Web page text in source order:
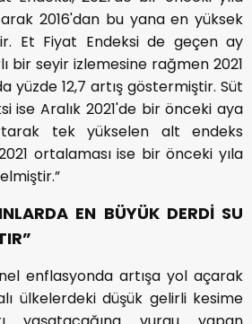
2016'dan bu yana en yüksek
Et Fiyat Endeksi de geçen ay
bir seyir izlemesine rağmen 2021
yüzde 12,7 artış göstermiştir. Süt
ise Aralık 2021'de bir önceki aya
tek yükselen alt endeks
ortalaması ise bir önceki yıla
EN BÜYÜK DERDİ SU
enflasyonda artışa yol açarak
ülkelerdeki düşük gelirli kesime